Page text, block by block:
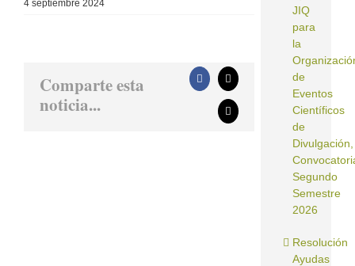
4 septiembre 2024
Comparte esta
noticia...
Facebook
X
Correo
electrónico
JIQ
para
la
de
Eventos
Científicos
de
Divulgación,
Segundo
Semestre
2026
Resolución
Ayudas